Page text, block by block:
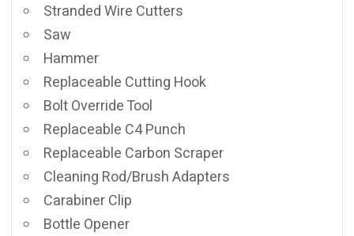
Stranded Wire Cutters
Saw
Hammer
Replaceable Cutting Hook
Bolt Override Tool
Replaceable C4 Punch
Replaceable Carbon Scraper
Cleaning Rod/Brush Adapters
Carabiner Clip
Bottle Opener